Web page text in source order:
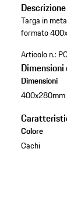
Descrizione
Targa in
formato
Articolo n.:
Dimensioni
Dimensioni
400x280mm
Colore
Cachi